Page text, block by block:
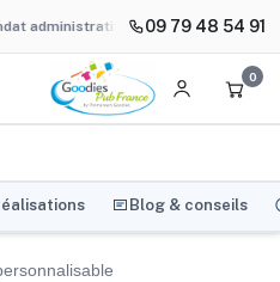
administratif & Chorus Pro BAT
09 79 48 54 91
0
Blog & conseils